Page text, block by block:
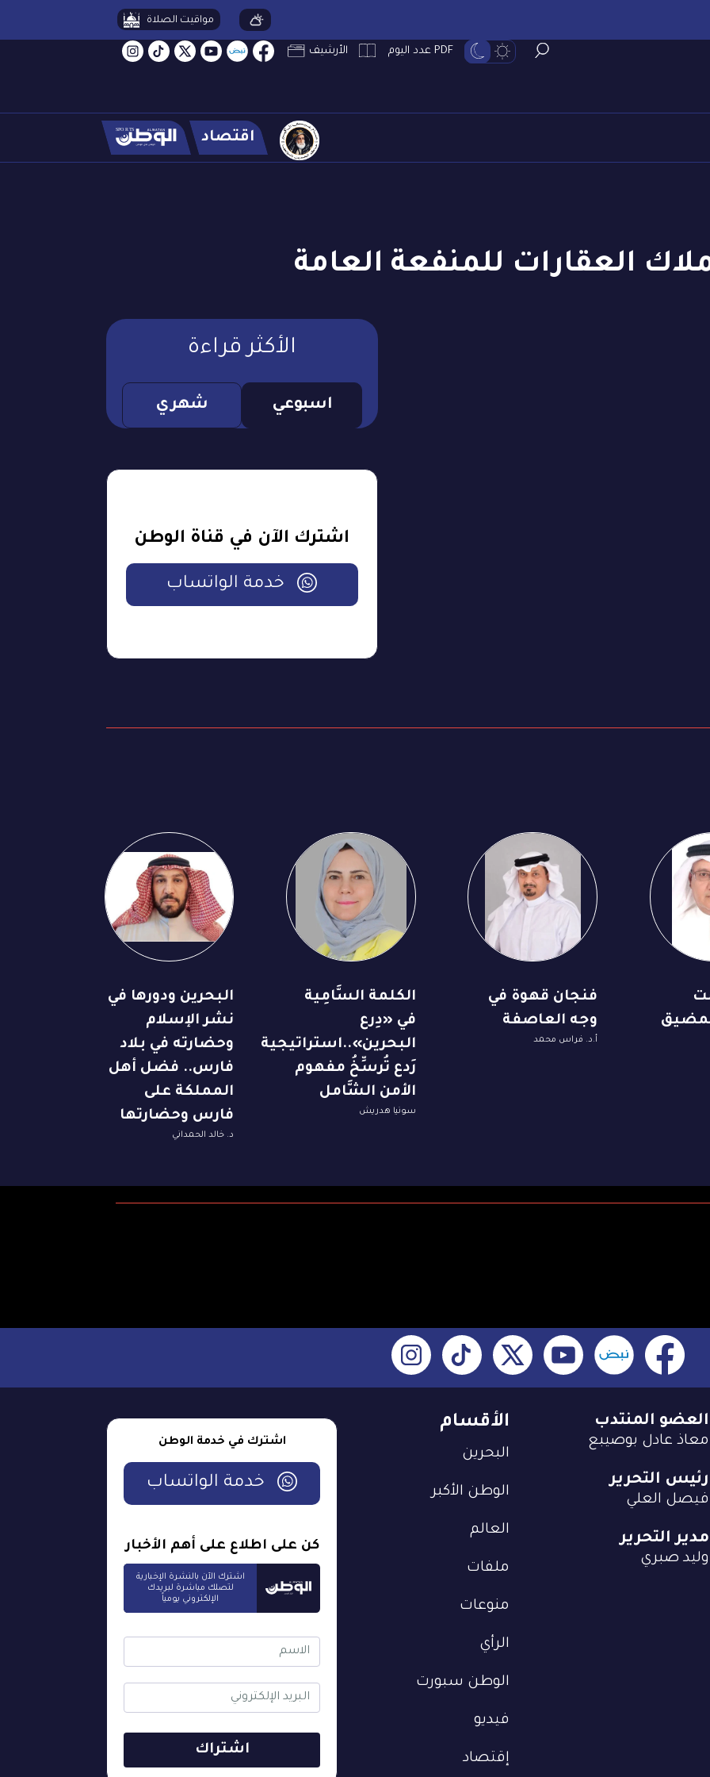
مواقيت الصلاة
PDF عدد اليوم الأرشيف
اقتصاد
العقارات للمنفعة العامة
الأكثر قراءة
اسبوعي شهري
اشترك الآن في قناة الوطن
خدمة الواتساب
فنجان قهوة في
وجه العاصفة
أ.د. فراس محمد
الكلمة السَّامِية
في «دِرع
البحرين»..استراتيجية
رَدع تُرسِّخُ مفهوم
الأمن الشَّامل
سونيا هدريش
البحرين ودورها في
نشر الإسلام
وحضارته في بلاد
فارس.. فضل أهل
المملكة على
فارس وحضارتها
د. خالد الحمداني
الأقسام
البحرين
الوطن الأكبر
العالم
ملفات
منوعات
الرأي
الوطن سبورت
فيديو
إقتصاد
العضو المنتدب
معاذ عادل بوصيبع
رئيس التحرير
فيصل العلي
مدير التحرير
وليد صبري
اشترك في خدمة الوطن
خدمة الواتساب
كن على اطلاع على أهم الأخبار
اشترك الآن بالنشرة الإخبارية
لتصلك مباشرة لبريدك
الإلكتروني يومياً
اشتراك